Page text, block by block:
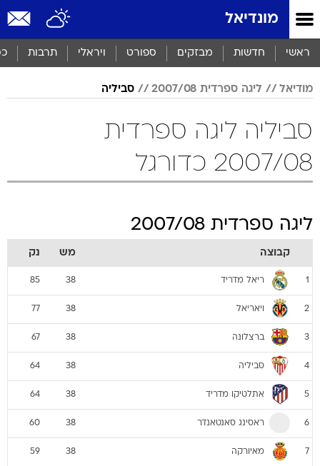
מונדיאל
ראשי חדשות מבזקים ספורט ויראלי תרבות
מודיאל ליגה ספרדית 2007/08 סביליה
סביליה ליגה ספרדית
2007/08 כדורגל
ליגה ספרדית 2007/08
קבוצה מש נק
1 ריאל מדריד 38
85
2 ויאריאל 38
77
3 ברצלונה 38
67
4 סביליה 38
64
5 אתלטיקו מדריד 38
64
6 ראסינג סאנטאנדר 38
60
7 מאיורקה 38
59